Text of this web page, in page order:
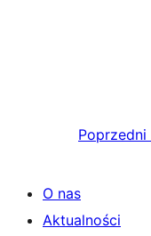
Poprzedni
O nas
Aktualności